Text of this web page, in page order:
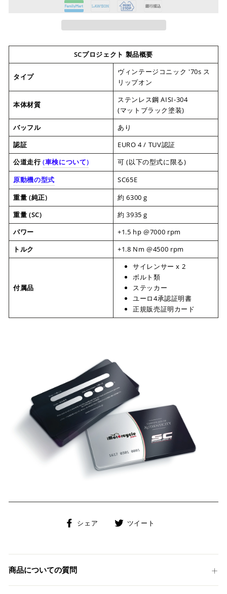
SCプロジェクト 製品概要
タイプ
ヴィンテージコニック '70s ス
リップオン
本体材質
ステンレス鋼 AISI-304
(マットブラック塗装)
バッフル
あり
認証
EURO 4 / TUV認証
公道走行(車検について)
可 (以下の型式に限る)
原動機の型式
SC65E
重量 (純正)
約 6300 g
重量 (SC)
約 3935 g
パワー
+1.5 hp @7000 rpm
トルク
+1.8 Nm @4500 rpm
付属品
サイレンサー x 2
ボルト類
ステッカー
ユーロ4承認証明書
正規販売証明カード
シェア
Facebook
ェ
る
ツイート
稿
商品についての質問